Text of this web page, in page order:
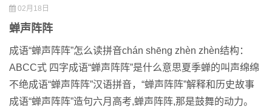
02月18日
蝉声阵阵
成语“蝉声阵阵”怎么读拼音chán shēng zhèn zhèn结构：
ABCC式 四字成语“蝉声阵阵”是什么意思夏季蝉的叫声绵绵
不绝成语“蝉声阵阵”汉语拼音，“蝉声阵阵”解释和历史故事
成语“蝉声阵阵”造句六月高考,蝉声阵阵,那是鼓舞的动力。